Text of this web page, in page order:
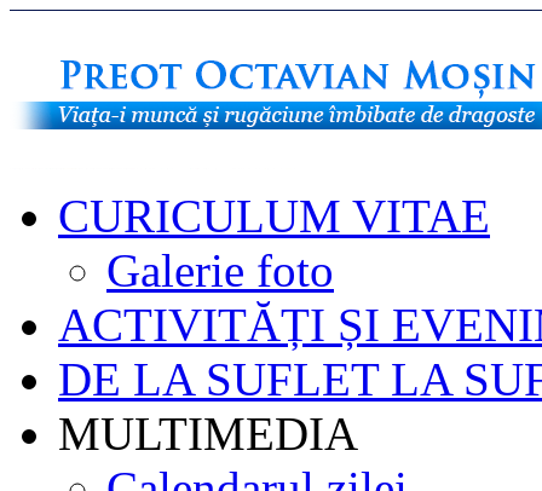
CURICULUM VITAE
Galerie foto
ACTIVITĂȚI ȘI
DE LA SUFLET LA
MULTIMEDIA